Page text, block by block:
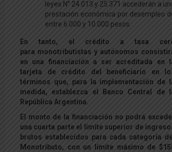
leyes N° 24.013 y 25.371 accederán a
prestación económica por desempleo
entre 6.000 y 10.000 pesos.
En tanto, el crédito a tasa
para monotributistas y autónomos
en una financiación a ser acreditada en
tarjeta de crédito del beneficiario en
términos que, para la implementación de
medida, establezca el Banco Central de
República Argentina.
El monto de la financiación no podrá
una cuarta parte el límite superior de
brutos establecidos para cada categoría
Monotributo, con un límite máximo de